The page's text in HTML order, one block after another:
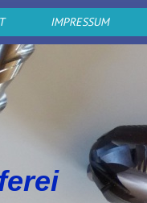
IMPRESSUM